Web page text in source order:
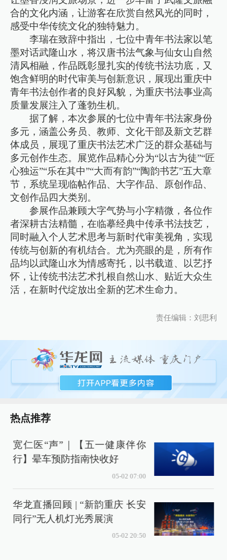
合的文化内涵，让游客在欣赏自然风光的同时，
感受中华传统文化的独特魅力。
李瑞在致辞中指出，七位中青年书法家以笔
墨对话武隆山水，将汉唐书法气象与仙女山自然
清风相融，作品既彰显扎实的传统书法功底，又
饱含鲜明的时代审美与创新意识，展现出重庆中
青年书法创作者的良好风貌，为重庆书法事业高
质量发展注入了蓬勃生机。
据了解，本次参展的七位中青年书法家身份
多元，涵盖公务员、教师、文化干部及新文艺群
体成员，展现了重庆书法艺术广泛的群众基础与
多元创作生态。展览作品精心分为“以古为徒”“匠
心独运”“乐在其中”“大而有韵”“陶韵书艺”五大章
节，系统呈现临帖作品、大字作品、原创作品、
文创作品四大类别。
参展作品兼顾大字气势与小字精微，各位作
者深耕古法精髓，在临摹经典中传承书法技艺，
同时融入个人艺术思考与新时代审美视角，实现
传统与创新的有机结合。尤为亮眼的是，所有作
品均以武隆山水为情感寄托，以书载道、以艺抒
怀，让传统书法艺术扎根自然山水、贴近大众生
活，在新时代绽放出全新的艺术生命力。
责任编辑：刘思利
热点推荐
宽仁医“声”｜【五一健康伴你
行】晕车预防指南快收好
05-02 07:00
华龙直播回顾 | “新韵重庆 长安
同行”无人机灯光秀展演
05-02 20:50